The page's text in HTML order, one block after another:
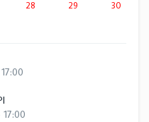
28 29
30